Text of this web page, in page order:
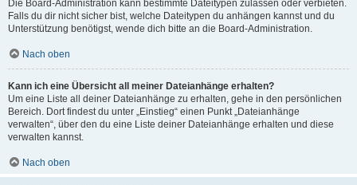
Die Board-Administration kann bestimmte Dateitypen zulassen oder verbieten.
Falls du dir nicht sicher bist, welche Dateitypen du anhängen kannst und du
Unterstützung benötigst, wende dich bitte an die Board-Administration.
Nach oben
Kann ich eine Übersicht all meiner Dateianhänge erhalten?
Um eine Liste all deiner Dateianhänge zu erhalten, gehe in den persönlichen
Bereich. Dort findest du unter „Einstieg“ einen Punkt „Dateianhänge
verwalten“, über den du eine Liste deiner Dateianhänge erhalten und diese
verwalten kannst.
Nach oben